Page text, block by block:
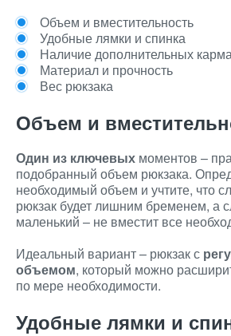
Объем и вместительность
Удобные лямки и спинка
Наличие дополнительных
Материал и прочность
Вес рюкзака
Объем и
Один из ключевых моментов –
подобранный объем рюкзака.
необходимый объем и учтите, что
рюкзак будет лишним бременем, а
маленький – не вместит все
Идеальный вариант – рюкзак с
объемом, который можно
по мере необходимости.
Удобные лямки и